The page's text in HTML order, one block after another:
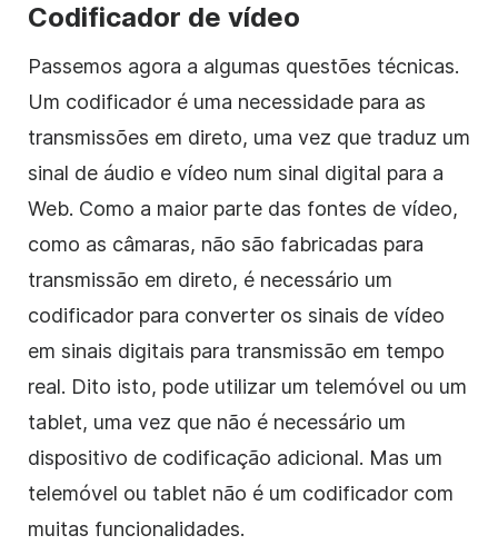
Codificador de vídeo
Passemos agora a algumas questões técnicas.
Um codificador é uma necessidade para as
transmissões em direto, uma vez que traduz um
sinal de áudio e vídeo num sinal digital para a
Web. Como a maior parte das fontes de vídeo,
como as câmaras, não são fabricadas para
transmissão em direto, é necessário um
codificador para converter os sinais de vídeo
em sinais digitais para transmissão em tempo
real. Dito isto, pode utilizar um telemóvel ou um
tablet, uma vez que não é necessário um
dispositivo de codificação adicional. Mas um
telemóvel ou tablet não é um codificador com
muitas funcionalidades.